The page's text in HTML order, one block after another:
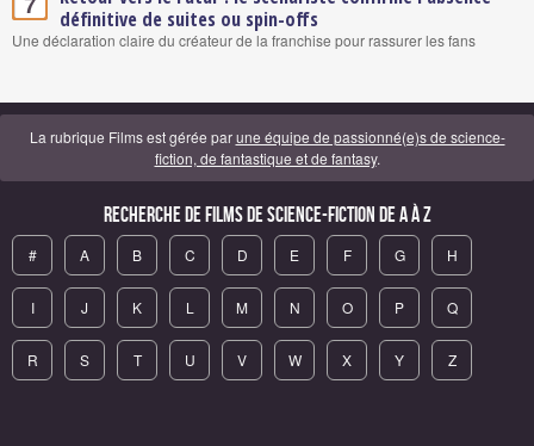
7
définitive de suites ou spin-offs
Une déclaration claire du créateur de la franchise pour rassurer les fans
La rubrique Films est gérée parune équipe de passionné(e)s de science-
fiction, de fantastique et de fantasy.
Recherche de Films de science-fiction de A à Z
# A B C D E F G H
I J K L M N O P Q
R S T U V W X Y Z